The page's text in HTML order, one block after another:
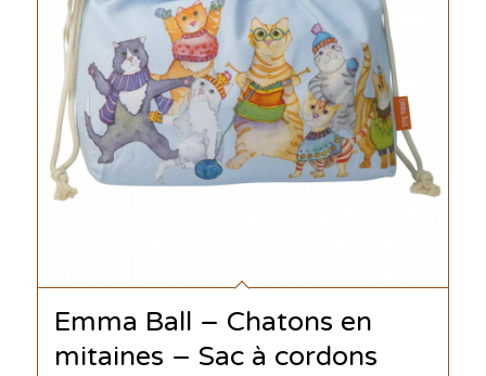
Emma Ball – Chatons en
mitaines – Sac à cordons